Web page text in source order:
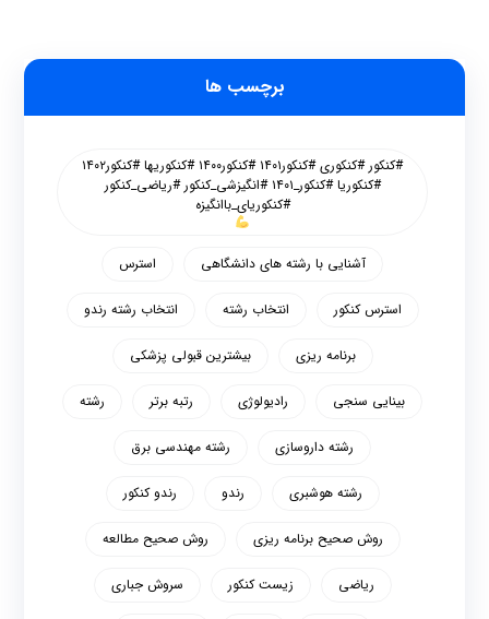
برچسب ها
#کنکور #کنکوری #کنکور۱۴۰۱ #کنکور۱۴۰۰ #کنکوریها #کنکور۱۴۰۲
#کنکوریا #کنکور_۱۴۰۱ #انگیزشی_کنکور #ریاضی_کنکور
#کنکوریای_باانگیزه
آشنایی با رشته های دانشگاهی استرس
استرس کنکور انتخاب رشته انتخاب رشته رندو
برنامه ریزی بیشترین قبولی پزشکی
بینایی سنجی رادیولوژی رتبه برتر رشته
رشته داروسازی رشته مهندسی برق
رشته هوشبری رندو رندو کنکور
روش صحیح برنامه ریزی روش صحیح مطالعه
ریاضی زیست کنکور سروش جباری